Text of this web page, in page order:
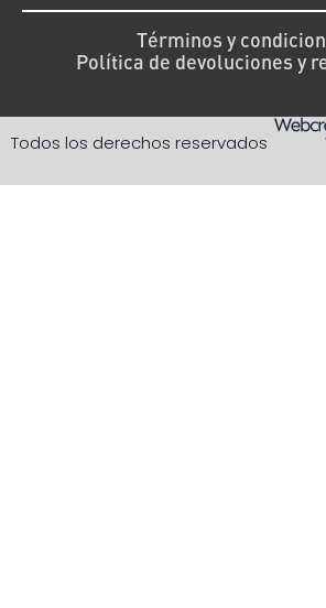
Términos y
Política de devoluciones y
Todos los derechos reservados